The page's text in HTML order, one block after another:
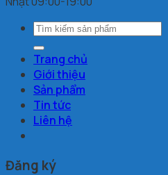
Tìm
kiếm:
Trang chủ
Giới thiệu
Sản phẩm
Tin tức
Liên hệ
Đăng ký